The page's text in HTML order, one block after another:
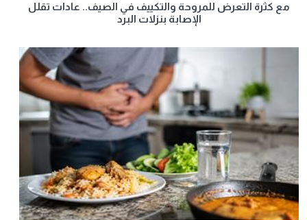
مع كثرة التعرض للمروحة والتكييف في الصيف.. عادات تقلل
الإصابة بنزلات البرد